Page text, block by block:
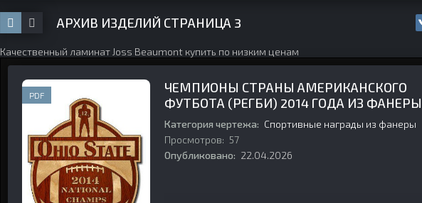
АРХИВ ИЗДЕЛИЙ СТРАНИЦА 3
Качественный ламинат Joss Beaumont купить по низким ценам
PDF
ЧЕМПИОНЫ СТРАНЫ АМЕРИКАНСКОГО
ФУТБОТА (РЕГБИ) 2014 ГОДА ИЗ ФАНЕРЫ
Категория чертежа: Спортивные награды из фанеры
Просмотров: 57
Опубликовано: 22.04.2026